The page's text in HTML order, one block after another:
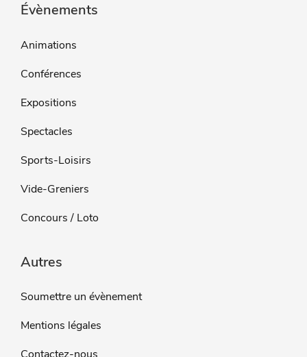
Évènements
Animations
Conférences
Expositions
Spectacles
Sports-Loisirs
Vide-Greniers
Concours / Loto
Autres
Soumettre un évènement
Mentions légales